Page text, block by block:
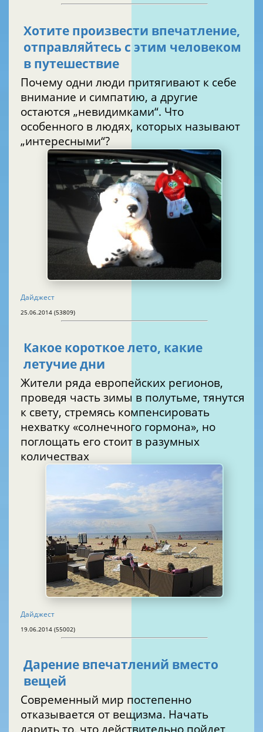
Хотите произвести впечатление,
отправляйтесь с этим человеком
в путешествие
Почему одни люди притягивают к себе
внимание и симпатию, а другие
остаются „невидимками“. Что
особенного в людях, которых называют
„интересными“?
Дайджест
25.06.2014 (53809)
Какое короткое лето, какие
летучие дни
Жители ряда европейских регионов,
проведя часть зимы в полутьме, тянутся
к свету, стремясь компенсировать
нехватку «солнечного гормона», но
поглощать его стоит в разумных
количествах
Дайджест
19.06.2014 (55002)
Дарение впечатлений вместо
вещей
Современный мир постепенно
отказывается от вещизма. Начать
дарить то, что действительно пойдет